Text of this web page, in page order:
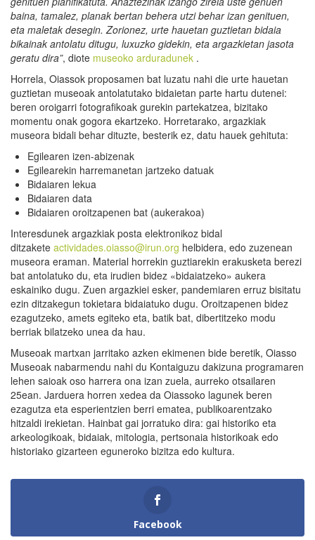
baina, tamalez, planak bertan behera utzi behar izan genituen,
eta maletak desegin. Zorionez, urte hauetan guztietan bidaia
bikainak antolatu ditugu, luxuzko gidekin, eta argazkietan jasota
geratu dira”, diote museoko arduradunek .
Horrela, Oiassok proposamen bat luzatu nahi die urte hauetan
guztietan museoak antolatutako bidaietan parte hartu dutenei:
beren oroigarri fotografikoak gurekin partekatzea, bizitako
momentu onak gogora ekartzeko. Horretarako, argazkiak
museora bidali behar dituzte, besterik ez, datu hauek gehituta:
Egilearen izen-abizenak
Egilearekin harremanetan jartzeko datuak
Bidaiaren lekua
Bidaiaren data
Bidaiaren oroitzapenen bat (aukerakoa)
Interesdunek argazkiak posta elektronikoz bidal
ditzakete actividades.oiasso@irun.org helbidera, edo zuzenean
museora eraman. Material horrekin guztiarekin erakusketa berezi
bat antolatuko du, eta irudien bidez «bidaiatzeko» aukera
eskainiko dugu. Zuen argazkiei esker, pandemiaren erruz bisitatu
ezin ditzakegun tokietara bidaiatuko dugu. Oroitzapenen bidez
ezagutzeko, amets egiteko eta, batik bat, dibertitzeko modu
berriak bilatzeko unea da hau.
Museoak martxan jarritako azken ekimenen bide beretik, Oiasso
Museoak nabarmendu nahi du Kontaiguzu dakizuna programaren
lehen saioak oso harrera ona izan zuela, aurreko otsailaren
25ean. Jarduera horren xedea da Oiassoko lagunek beren
ezagutza eta esperientzien berri ematea, publikoarentzako
hitzaldi irekietan. Hainbat gai jorratuko dira: gai historiko eta
arkeologikoak, bidaiak, mitologia, pertsonaia historikoak edo
historiako gizarteen eguneroko bizitza edo kultura.
Facebook